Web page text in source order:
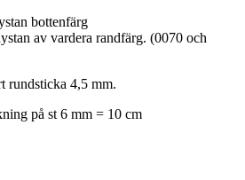
bottenfärg
av vardera randfärg. (0070 och
rundsticka 4,5 mm.
på st 6 mm = 10 cm